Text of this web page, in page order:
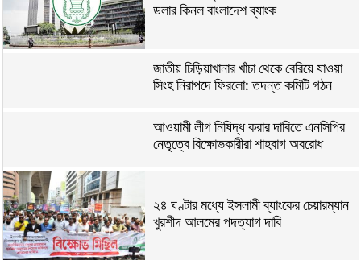
ডলার কিনল বাংলাদেশ ব্যাংক
জাতীয় চিড়িয়াখানার খাঁচা থেকে বেরিয়ে যাওয়া
সিংহ নিরাপদে ফিরলো: তদন্ত কমিটি গঠন
আওয়ামী লীগ নিষিদ্ধ করার দাবিতে এনসিপির
নেতৃত্বে বিক্ষোভকারীরা শাহবাগ অবরোধ
২৪ ঘণ্টার মধ্যে ইসলামী ব্যাংকের চেয়ারম্যান
খুরশীদ আলমের পদত্যাগ দাবি